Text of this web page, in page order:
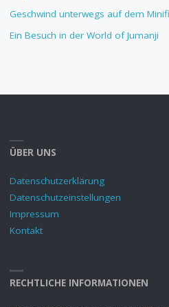
Geschwind unterwegs auf dem
Ein Besuch in der World of Jumanji
ÜBER UNS
Datenschutzerklärung
Datenschutzeinstellungen
Impressum
Kontakt
RECHTLICHE INFORMATIONEN